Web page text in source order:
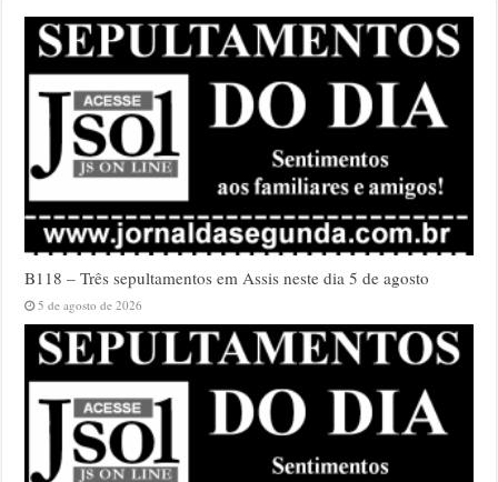
B118 – Três sepultamentos em Assis neste dia 5 de agosto
5 de agosto de 2026